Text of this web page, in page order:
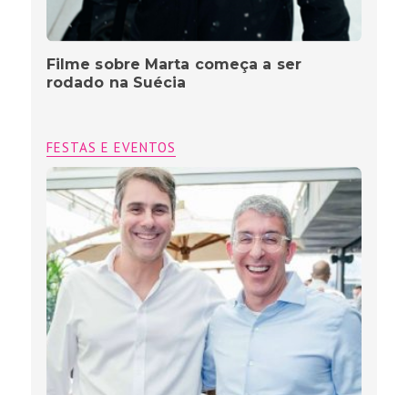
Filme sobre Marta começa a ser
rodado na Suécia
FESTAS E EVENTOS